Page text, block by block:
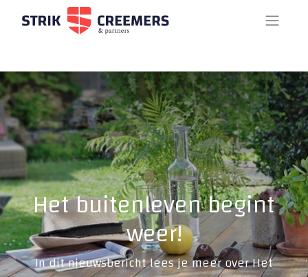
Het buitenleven begint
weer!
In dit nieuwsbericht lees je meer over Het